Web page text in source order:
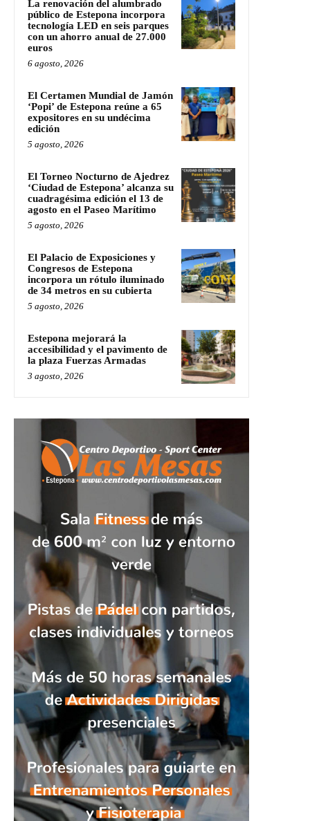
La renovación del alumbrado
público de Estepona incorpora
tecnología LED en seis parques
con un ahorro anual de 27.000
euros
6 agosto, 2026
El Certamen Mundial de Jamón
‘Popi’ de Estepona reúne a 65
expositores en su undécima
edición
5 agosto, 2026
El Torneo Nocturno de Ajedrez
‘Ciudad de Estepona’ alcanza su
cuadragésima edición el 13 de
agosto en el Paseo Marítimo
5 agosto, 2026
El Palacio de Exposiciones y
Congresos de Estepona
incorpora un rótulo iluminado
de 34 metros en su cubierta
5 agosto, 2026
Estepona mejorará la
accesibilidad y el pavimento de
la plaza Fuerzas Armadas
3 agosto, 2026